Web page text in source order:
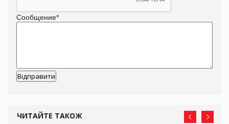
Сообщение*
ЧИТАЙТЕ ТАКОЖ